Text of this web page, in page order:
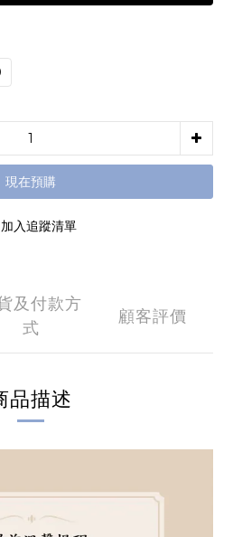
現在預購
加入追蹤清單
及付款方
式
顧客評價
品描述